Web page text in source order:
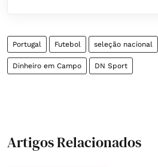
Portugal Futebol seleção nacional
Dinheiro em Campo DN Sport
Artigos Relacionados